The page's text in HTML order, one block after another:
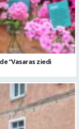
“Vasaras ziedi